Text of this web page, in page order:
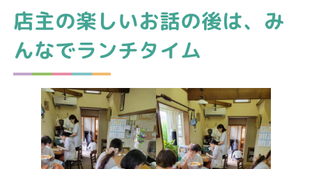
店主の楽しいお話の後は、み
んなでランチタイム